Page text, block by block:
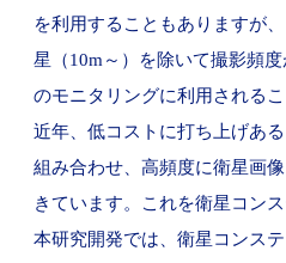
を利用することもありますが
星（10m～）を除いて撮影頻
のモニタリングに利用される
近年、低コストに打ち上げあ
組み合わせ、高頻度に衛星画
きています。これを衛星コン
本研究開発では、衛星コンス